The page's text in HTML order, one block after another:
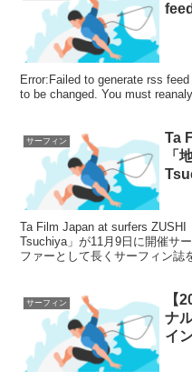
Error:Failed to generate rss
to be changed. You must
サーフィン
Ta
「
Ta Film Japan at surfers ZUSHI
Tsuchiya」が11月9日に開催サ
ファーとして長くサーフィン誌
サーフィン
【
ナ
イ